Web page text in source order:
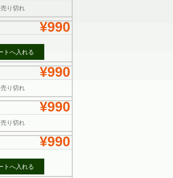
売り切れ
¥990
¥990
売り切れ
¥990
売り切れ
¥990